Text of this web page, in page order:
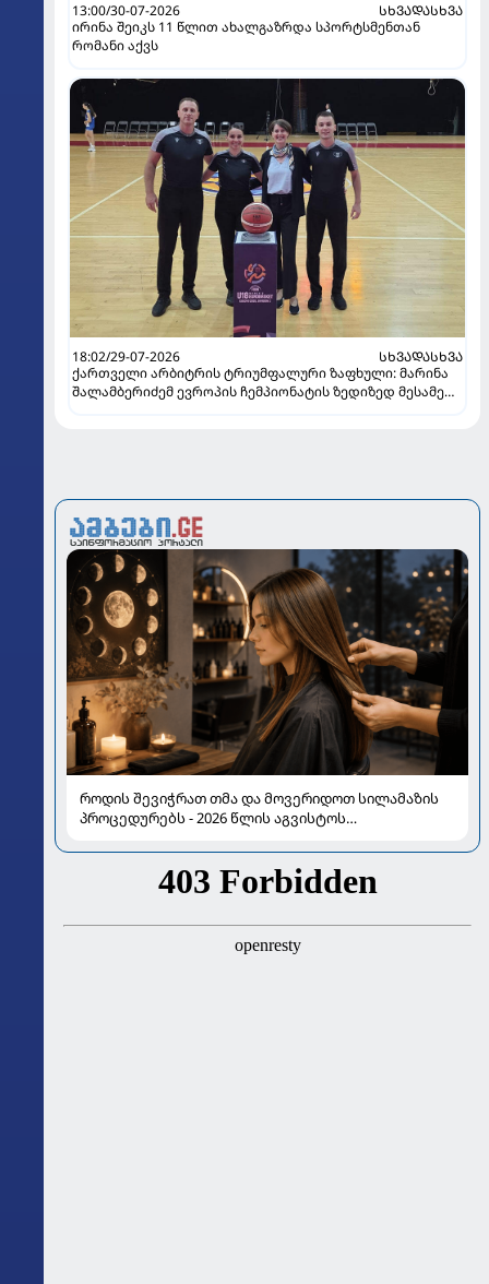
13:00/30-07-2026
ᲡᲮᲕᲐᲓᲐᲡᲮᲕᲐ
ირინა შეიკს 11 წლით ახალგაზრდა სპორტსმენთან
რომანი აქვს
18:02/29-07-2026
ᲡᲮᲕᲐᲓᲐᲡᲮᲕᲐ
ქართველი არბიტრის ტრიუმფალური ზაფხული: მარინა
შალამბერიძემ ევროპის ჩემპიონატის ზედიზედ მესამე
როდის შევიჭრათ თმა და მოვერიდოთ სილამაზის
პროცედურებს - 2026 წლის აგვისტოს